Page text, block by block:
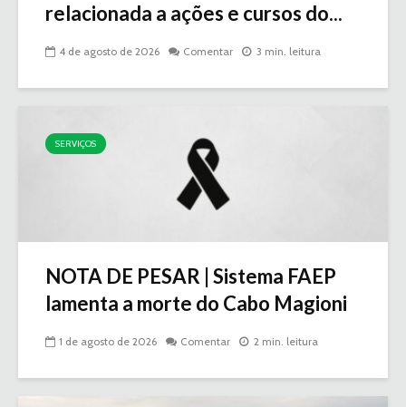
relacionada a ações e cursos do...
4 de agosto de 2026 Comentar 3 min. leitura
SERVIÇOS
NOTA DE PESAR | Sistema FAEP
lamenta a morte do Cabo Magioni
1 de agosto de 2026 Comentar 2 min. leitura